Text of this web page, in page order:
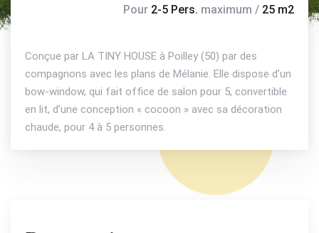
Pour 2-5 Pers. maximum / 25 m2
Conçue par LA TINY HOUSE à Poilley (50) par des
compagnons avec les plans de Mélanie. Elle dispose d’un
bow-window, qui fait office de salon pour 5, convertible
en lit, d’une conception « cocoon » avec sa décoration
chaude, pour 4 à 5 personnes.